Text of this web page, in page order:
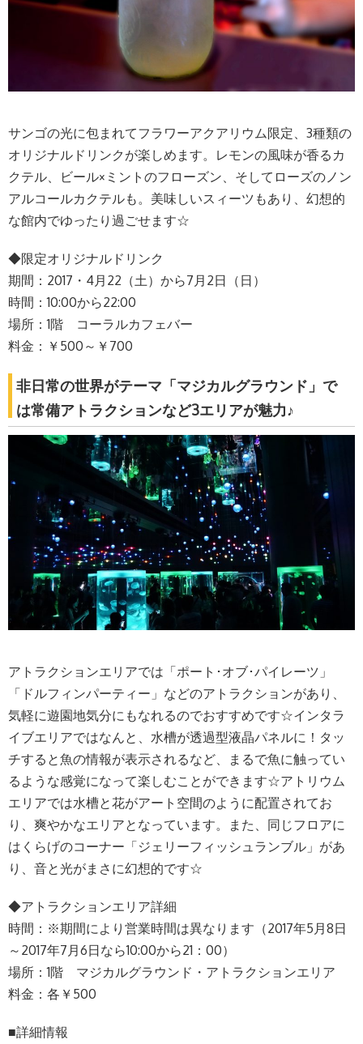
サンゴの光に包まれてフラワーアクアリウム限定、3種類の
オリジナルドリンクが楽しめます。レモンの風味が香るカ
クテル、ビール×ミントのフローズン、そしてローズのノン
アルコールカクテルも。美味しいスィーツもあり、幻想的
な館内でゆったり過ごせます☆
◆限定オリジナルドリンク
期間：2017・4月22（土）から7月2日（日）
時間：10:00から22:00
場所：1階 コーラルカフェバー
料金：￥500～￥700
非日常の世界がテーマ「マジカルグラウンド」で
は常備アトラクションなど3エリアが魅力♪
アトラクションエリアでは「ポート･オブ･パイレーツ」
「ドルフィンパーティー」などのアトラクションがあり、
気軽に遊園地気分にもなれるのでおすすめです☆インタラ
イブエリアではなんと、水槽が透過型液晶パネルに！タッ
チすると魚の情報が表示されるなど、まるで魚に触ってい
るような感覚になって楽しむことができます☆アトリウム
エリアでは水槽と花がアート空間のように配置されてお
り、爽やかなエリアとなっています。また、同じフロアに
はくらげのコーナー「ジェリーフィッシュランブル」があ
り、音と光がまさに幻想的です☆
◆アトラクションエリア詳細
時間：※期間により営業時間は異なります（2017年5月8日
～2017年7月6日なら10:00から21：00）
場所：1階 マジカルグラウンド・アトラクションエリア
料金：各￥500
■詳細情報